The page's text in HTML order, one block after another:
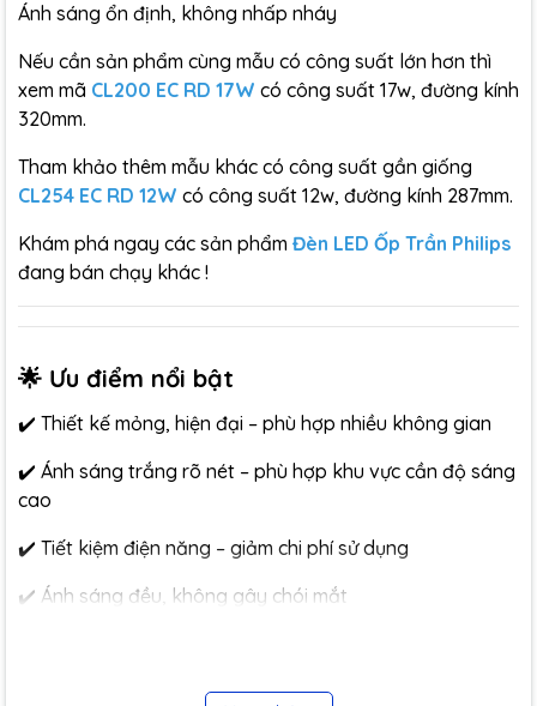
Ánh sáng ổn định, không nhấp nháy
Nếu cần sản phẩm cùng mẫu có công suất lớn hơn thì
xem mã CL200 EC RD 17W có công suất 17w, đường kính
320mm.
Tham khảo thêm mẫu khác có công suất gần giống
CL254 EC RD 12W có công suất 12w, đường kính 287mm.
Khám phá ngay các sản phẩm Đèn LED Ốp Trần Philips
đang bán chạy khác !
🌟 Ưu điểm nổi bật
✔️ Thiết kế mỏng, hiện đại – phù hợp nhiều không gian
✔️ Ánh sáng trắng rõ nét – phù hợp khu vực cần độ sáng
cao
✔️ Tiết kiệm điện năng – giảm chi phí sử dụng
✔️ Ánh sáng đều, không gây chói mắt